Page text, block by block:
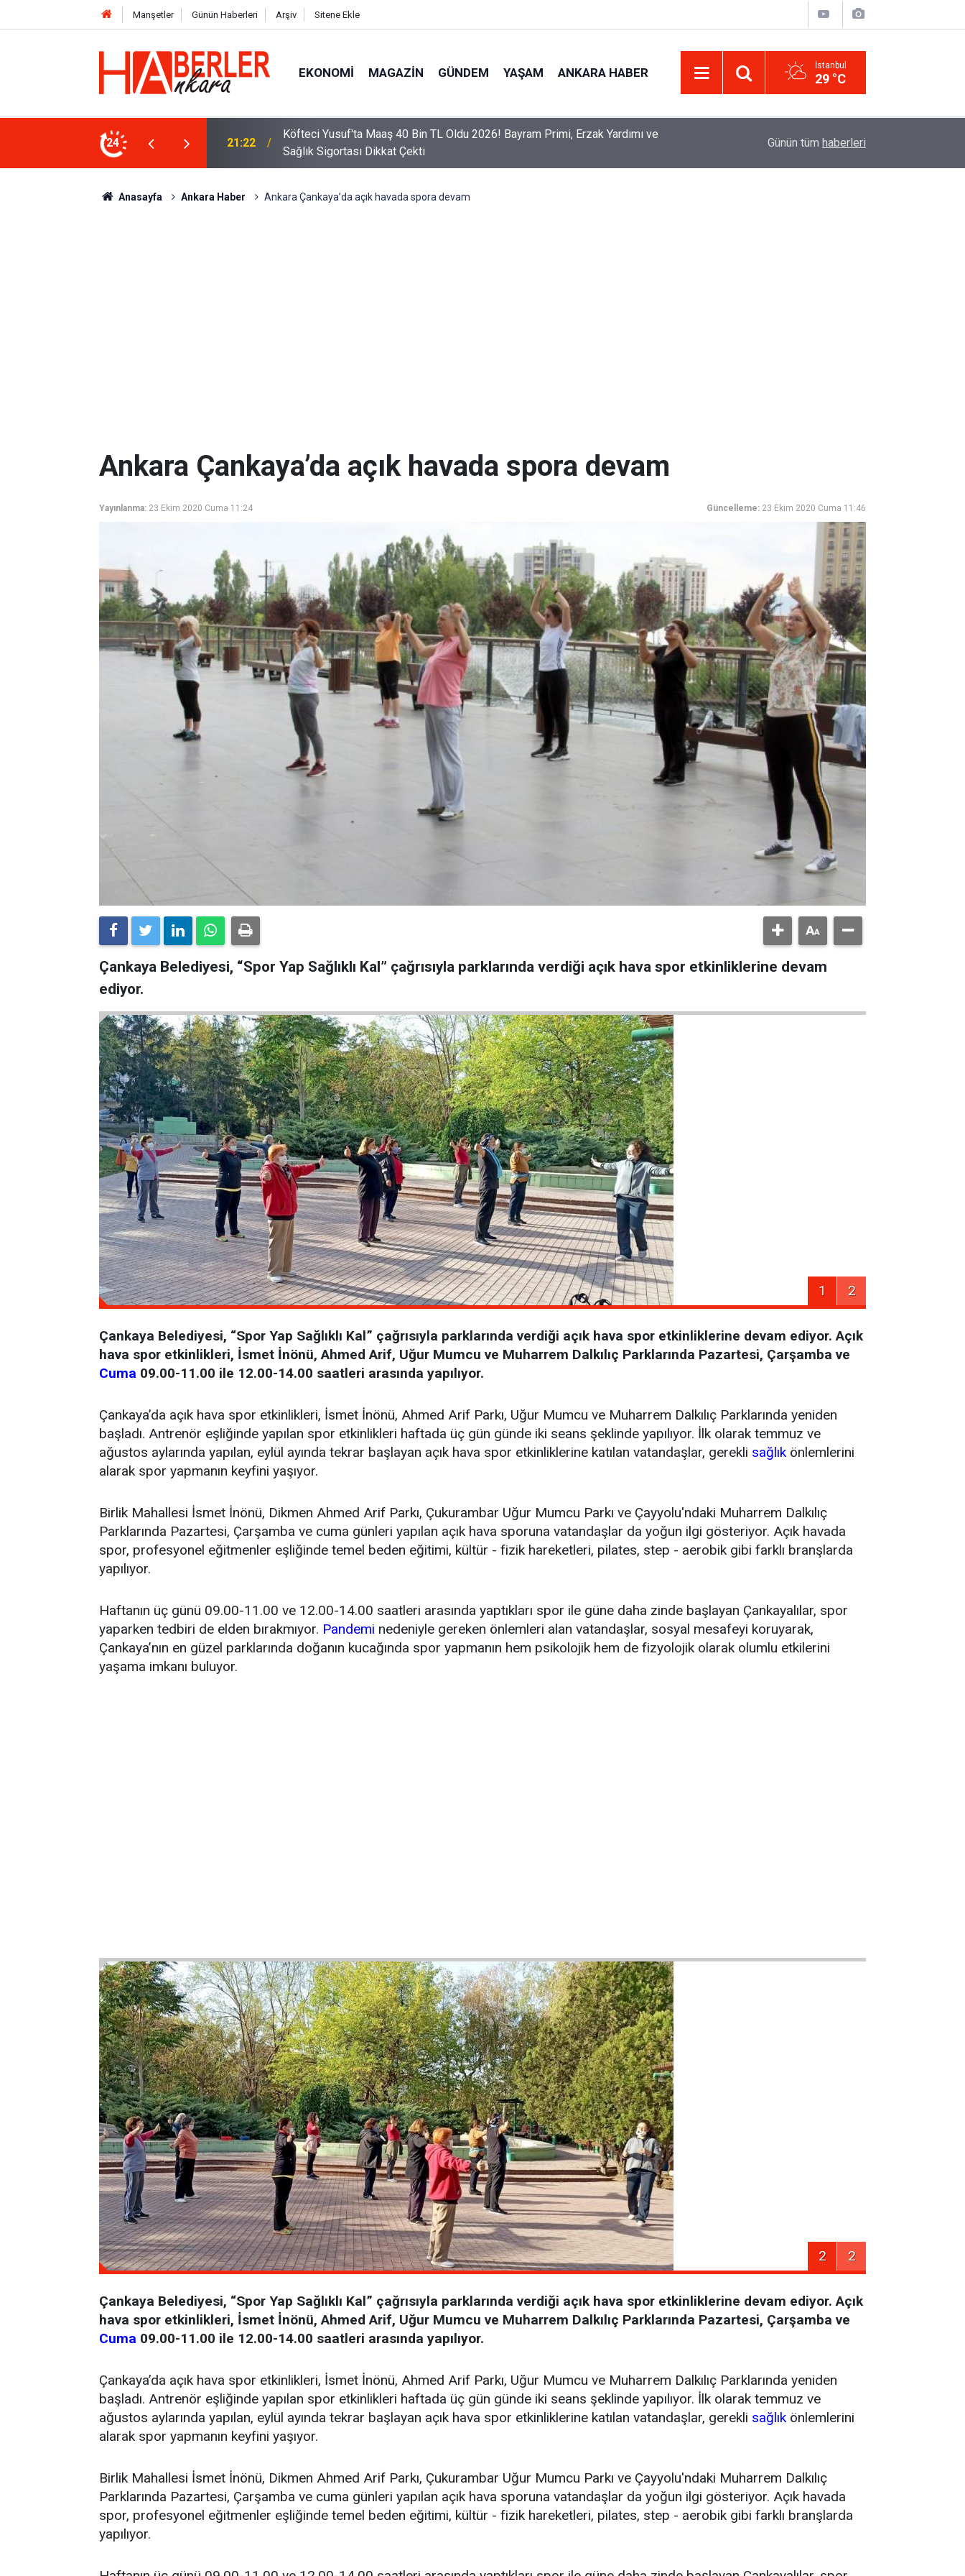
Manşetler Günün Haberleri Arşiv Sitene Ekle
EKONOMI MAGAZIN GÜNDEM YAŞAM ANKARA HABER İstanbul
29 °C
24
2026! Bayram Primi, Erzak Yardımı ve
12:33 Sürücüler Dikkat! Yeni Dönemde 3 İhlal Ehliyet İptaline Neden Olacak
Uzadı, Ödeme Kuralları Değişti
Günün tüm haberleri
Anasayfa Ankara Haber Ankara Çankaya’da açık havada spora devam
Ankara Çankaya’da açık havada spora devam
Yayınlanma: 23 Ekim 2020 Cuma 11:24 Güncelleme: 23 Ekim 2020 Cuma 11:46
Çankaya Belediyesi, “Spor Yap Sağlıklı Kal” çağrısıyla parklarında verdiği açık hava spor etkinliklerine devam
ediyor.
1 2
Çankaya Belediyesi, “Spor Yap Sağlıklı Kal” çağrısıyla parklarında verdiği açık hava spor etkinliklerine devam ediyor. Açık
hava spor etkinlikleri, İsmet İnönü, Ahmed Arif, Uğur Mumcu ve Muharrem Dalkılıç Parklarında Pazartesi, Çarşamba ve
Cuma 09.00-11.00 ile 12.00-14.00 saatleri arasında yapılıyor.
Çankaya’da açık hava spor etkinlikleri, İsmet İnönü, Ahmed Arif Parkı, Uğur Mumcu ve Muharrem Dalkılıç Parklarında yeniden
başladı. Antrenör eşliğinde yapılan spor etkinlikleri haftada üç gün günde iki seans şeklinde yapılıyor. İlk olarak temmuz ve
ağustos aylarında yapılan, eylül ayında tekrar başlayan açık hava spor etkinliklerine katılan vatandaşlar, gerekli sağlıkönlemlerini
alarak spor yapmanın keyfini yaşıyor.
Birlik Mahallesi İsmet İnönü, Dikmen Ahmed Arif Parkı, Çukurambar Uğur Mumcu Parkı ve Çayyolu'ndaki Muharrem Dalkılıç
Parklarında Pazartesi, Çarşamba ve cuma günleri yapılan açık hava sporuna vatandaşlar da yoğun ilgi gösteriyor. Açık havada
spor, profesyonel eğitmenler eşliğinde temel beden eğitimi, kültür - fizik hareketleri, pilates, step - aerobik gibi farklı branşlarda
yapılıyor.
Haftanın üç günü 09.00-11.00 ve 12.00-14.00 saatleri arasında yaptıkları spor ile güne daha zinde başlayan Çankayalılar, spor
yaparken tedbiri de elden bırakmıyor. Pandemi nedeniyle gereken önlemleri alan vatandaşlar, sosyal mesafeyi koruyarak,
Çankaya’nın en güzel parklarında doğanın kucağında spor yapmanın hem psikolojik hem de fizyolojik olarak olumlu etkilerini
yaşama imkanı buluyor.
2 2
Çankaya Belediyesi, “Spor Yap Sağlıklı Kal” çağrısıyla parklarında verdiği açık hava spor etkinliklerine devam ediyor. Açık
hava spor etkinlikleri, İsmet İnönü, Ahmed Arif, Uğur Mumcu ve Muharrem Dalkılıç Parklarında Pazartesi, Çarşamba ve
Cuma 09.00-11.00 ile 12.00-14.00 saatleri arasında yapılıyor.
Çankaya’da açık hava spor etkinlikleri, İsmet İnönü, Ahmed Arif Parkı, Uğur Mumcu ve Muharrem Dalkılıç Parklarında yeniden
başladı. Antrenör eşliğinde yapılan spor etkinlikleri haftada üç gün günde iki seans şeklinde yapılıyor. İlk olarak temmuz ve
ağustos aylarında yapılan, eylül ayında tekrar başlayan açık hava spor etkinliklerine katılan vatandaşlar, gerekli sağlıkönlemlerini
alarak spor yapmanın keyfini yaşıyor.
Birlik Mahallesi İsmet İnönü, Dikmen Ahmed Arif Parkı, Çukurambar Uğur Mumcu Parkı ve Çayyolu'ndaki Muharrem Dalkılıç
Parklarında Pazartesi, Çarşamba ve cuma günleri yapılan açık hava sporuna vatandaşlar da yoğun ilgi gösteriyor. Açık havada
spor, profesyonel eğitmenler eşliğinde temel beden eğitimi, kültür - fizik hareketleri, pilates, step - aerobik gibi farklı branşlarda
yapılıyor.